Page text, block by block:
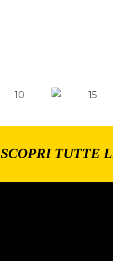
SCOPRI TUTTE